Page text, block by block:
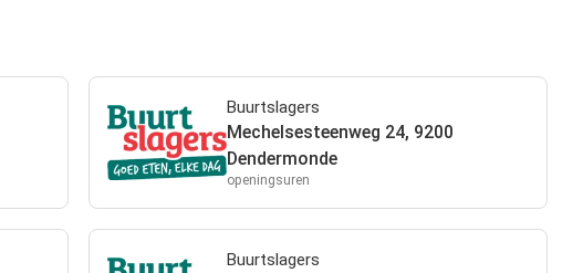
Buurtslagers
Mechelsesteenweg 24, 9200
Dendermonde
openingsuren
Buurtslagers